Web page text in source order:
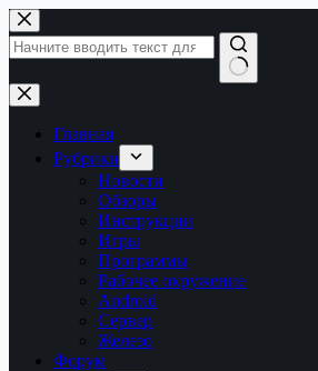
Перейти
к
сути
Ничего
не
найденоГлавная
Рубрики
Новости
Обзоры
Инструкции
Игры
Программы
Рабочее окружение
Android
Сервер
Железо
Форум